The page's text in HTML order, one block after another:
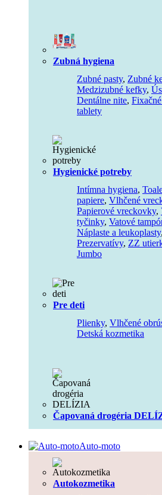
Zubná hygiena
Zubné pasty, Zubné
Medzizubné kefky,
Dentálne nite,
tablety
Hygienické potreby
Intímna hygiena,
papiere, Vlhčené
Papierové vreckovky,
tyčinky, Vatové
Náplaste a leukoplasty,
Prezervatívy, ZZ
Jumbo
Pre deti
Plienky, Vlhčené
Detská kozmetika
Čapovaná drogéria
Auto-moto
Autokozmetika